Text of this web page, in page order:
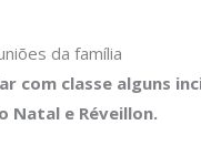
da família
com classe alguns
Natal e Réveillon.